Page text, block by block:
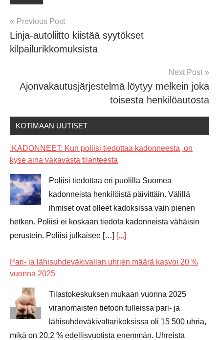
Post
navigation
Previous Post
Linja-autoliitto kiistää syytökset
kilpailurikkomuksista
Next Post
Ajonvakautusjärjestelmä löytyy melkein joka
toisesta henkilöautosta
KOTIMAAN UUTISET
:KADONNEET: Kun poliisi tiedottaa kadonneesta, on
kyse aina vakavasta tilanteesta
Poliisi tiedottaa eri puolilla Suomea
kadonneista henkilöistä päivittäin. Välillä
ihmiset ovat olleet kadoksissa vain pienen
hetken. Poliisi ei koskaan tiedota kadonneista vähäisin
perustein. Poliisi julkaisee […] [...]
Pari- ja lähisuhdeväkivallan uhrien määrä kasvoi 20 %
vuonna 2025
Tilastokeskuksen mukaan vuonna 2025
viranomaisten tietoon tulleissa pari- ja
lähisuhdeväkivaltarikoksissa oli 15 500 uhria,
mikä on 20,2 % edellisvuotista enemmän. Uhreista